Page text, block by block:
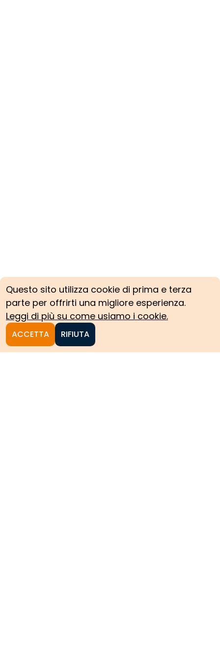
Questo sito utilizza cookie di prima e terza
parte per offrirti una migliore esperienza.
Leggi di più su come usiamo i cookie.
ACCETTA RIFIUTA